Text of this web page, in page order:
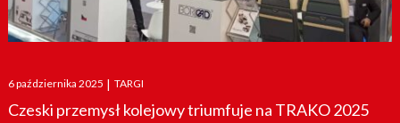
Posted
on
6 października 2025 | TARGI
Czeski przemysł kolejowy triumfuje na TRAKO 2025